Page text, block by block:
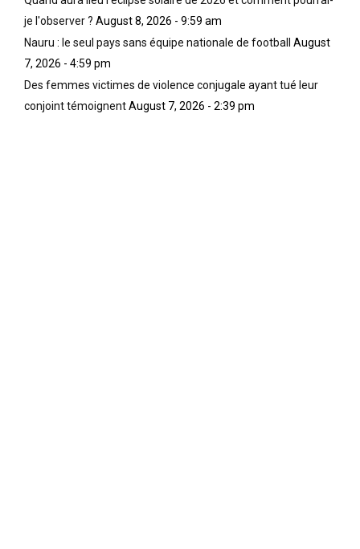
je l'observer ? August 8, 2026 - 9:59 am
Nauru : le seul pays sans équipe nationale de football
August
7, 2026 - 4:59 pm
Des femmes victimes de violence conjugale ayant tué leur
conjoint témoignentAugust 7, 2026 - 2:39 pm